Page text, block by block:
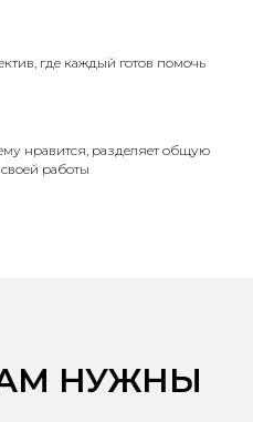
где каждый готов помочь
нравится, разделяет общую
работы
НУЖНЫ